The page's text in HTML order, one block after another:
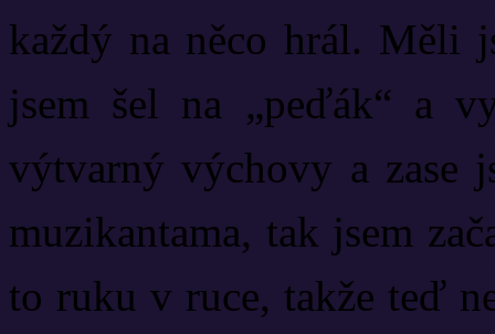
každý na něco hrál. Měli
jsem šel na „peďák“ a
výtvarný výchovy a zase
muzikantama, tak jsem
to ruku v ruce, takže teď